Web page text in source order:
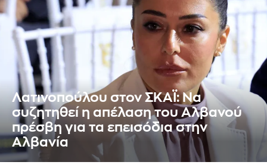
Λατινοπούλου στον ΣΚΑΪ: Να
συζητηθεί η απέλαση του Αλβανού
πρέσβη για τα επεισόδια στην
Αλβανία